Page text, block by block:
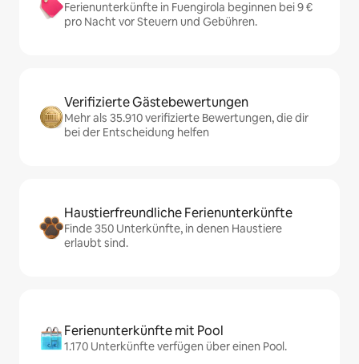
Ferienunterkünfte in Fuengirola beginnen bei 9 €
pro Nacht vor Steuern und Gebühren.
Verifizierte Gästebewertungen
Mehr als 35.910 verifizierte Bewertungen, die dir
bei der Entscheidung helfen
Haustierfreundliche Ferienunterkünfte
Finde 350 Unterkünfte, in denen Haustiere
erlaubt sind.
Ferienunterkünfte mit Pool
1.170 Unterkünfte verfügen über einen Pool.